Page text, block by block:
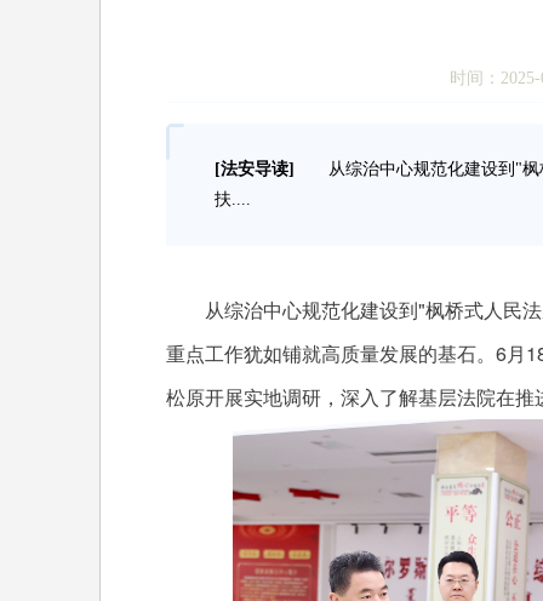
时间：
[法安导读]
从综治中心规范化建设到"枫
扶....
从综治中心规范化建设到"枫桥式人民法
重点工作犹如铺就高质量发展的基石。6月
松原开展实地调研，深入了解基层法院在